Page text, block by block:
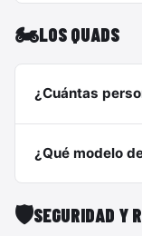
🏍️LOS QUADS
¿Cuántas
¿Qué modelo
🛡️SEGURIDAD Y